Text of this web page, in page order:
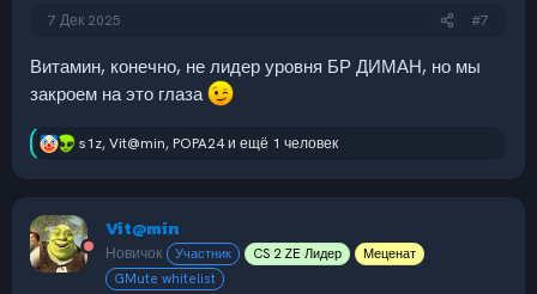
интереснее играть и появляется больше возможности
пройти карты большему числу игроков. Ну и сами игроки
7 Дек 2025 #7
Витамин, конечно, не лидер уровня БР ДИМАН, но мы
закроем на это глаза
Р
ц
и
и
s1z,Vit@min, POPA24и ещё 1 человек
Vit@min
Новичок Участник CS 2 ZE Лидер
Меценат
GMute whitelist